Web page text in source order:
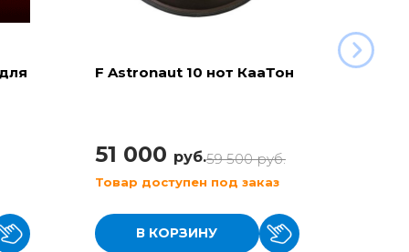
F Astronaut 10 нот КааТон
51 000 руб.59 500руб.
Товар доступен под заказ
В КОРЗИНУ
C